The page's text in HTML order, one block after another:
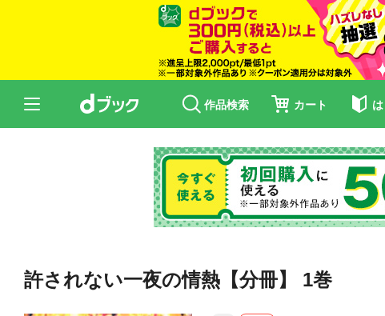
作品検索 カート
許されない一夜の情熱【分冊】 1巻